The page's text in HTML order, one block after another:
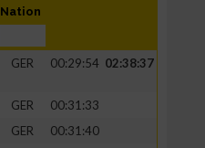
Nation
GER 00:29:54 02:38:37
GER
00:31:33
GER
00:31:40